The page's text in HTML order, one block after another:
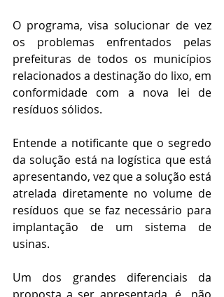
O programa, visa solucionar de vez
os problemas enfrentados pelas
prefeituras de todos os municípios
relacionados a destinação do lixo, em
conformidade com a nova lei de
resíduos sólidos.
Entende a notificante que o segredo
da solução está na logística que está
apresentando, vez que a solução está
atrelada diretamente no volume de
resíduos que se faz necessário para
implantação de um sistema de
usinas.
Um dos grandes diferenciais da